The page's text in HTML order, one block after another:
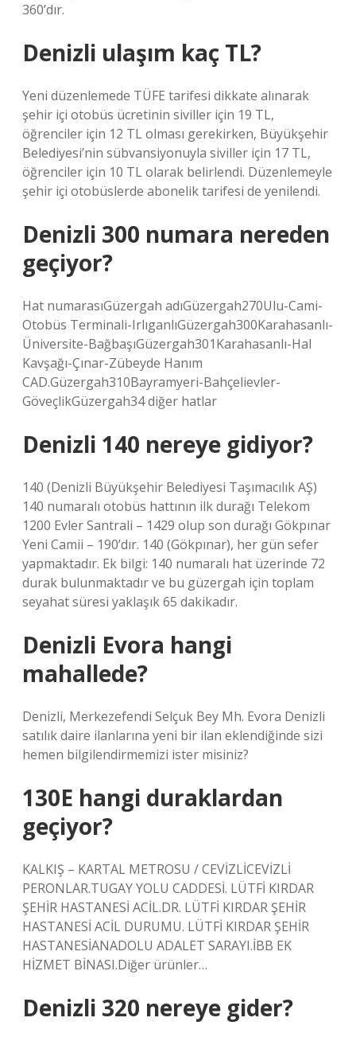
360’dır.
Denizli ulaşım kaç TL?
Yeni düzenlemede TÜFE tarifesi dikkate alınarak
şehir içi otobüs ücretinin siviller için 19 TL,
öğrenciler için 12 TL olması gerekirken, Büyükşehir
Belediyesi’nin sübvansiyonuyla siviller için 17 TL,
öğrenciler için 10 TL olarak belirlendi. Düzenlemeyle
şehir içi otobüslerde abonelik tarifesi de yenilendi.
Denizli 300 numara nereden
geçiyor?
Hat numarasıGüzergah adıGüzergah270Ulu-Cami-
Otobüs Terminali-IrlıganlıGüzergah300Karahasanlı-
Üniversite-BağbaşıGüzergah301Karahasanlı-Hal
Kavşağı-Çınar-Zübeyde Hanım
CAD.Güzergah310Bayramyeri-Bahçelievler-
GöveçlikGüzergah34 diğer hatlar
Denizli 140 nereye gidiyor?
140 (Denizli Büyükşehir Belediyesi Taşımacılık AŞ)
140 numaralı otobüs hattının ilk durağı Telekom
1200 Evler Santrali – 1429 olup son durağı Gökpınar
Yeni Camii – 190’dır. 140 (Gökpınar), her gün sefer
yapmaktadır. Ek bilgi: 140 numaralı hat üzerinde 72
durak bulunmaktadır ve bu güzergah için toplam
seyahat süresi yaklaşık 65 dakikadır.
Denizli Evora hangi
mahallede?
Denizli, Merkezefendi Selçuk Bey Mh. Evora Denizli
satılık daire ilanlarına yeni bir ilan eklendiğinde sizi
hemen bilgilendirmemizi ister misiniz?
130E hangi duraklardan
geçiyor?
KALKIŞ – KARTAL METROSU / CEVİZLİCEVİZLİ
PERONLAR.TUGAY YOLU CADDESİ. LÜTFİ KIRDAR
ŞEHİR HASTANESİ ACİL.DR. LÜTFİ KIRDAR ŞEHİR
HASTANESİ ACİL DURUMU. LÜTFİ KIRDAR ŞEHİR
HASTANESİANADOLU ADALET SARAYI.İBB EK
HİZMET BİNASI.Diğer ürünler…
Denizli 320 nereye gider?